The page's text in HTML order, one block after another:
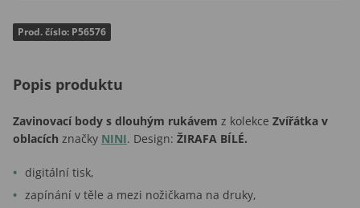
Prod. číslo: P56576
Popis produktu
Zavinovací body s dlouhým rukávem z kolekce Zvířátka v
oblacích značky NINI. Design: ŽIRAFA BÍLÉ.
digitální tisk,
zapínání v těle a mezi nožičkama na druky,